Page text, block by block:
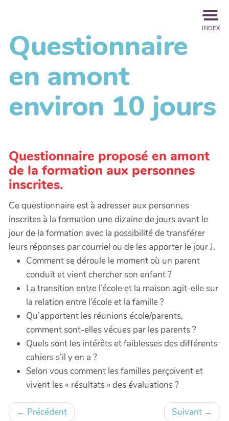
INDEX
Questionnaire
en amont
environ 10 jours
Questionnaire proposé en amont
de la formation aux personnes
inscrites.
Ce questionnaire est à adresser aux personnes
inscrites à la formation une dizaine de jours avant le
jour de la formation avec la possibilité de transférer
leurs réponses par courriel ou de les apporter le jour J.
Comment se déroule le moment où un parent
conduit et vient chercher son enfant ?
La transition entre l’école et la maison agit-elle sur
la relation entre l’école et la famille ?
Qu’apportent les réunions école/parents,
comment sont-elles vécues par les parents ?
Quels sont les intérêts et faiblesses des différents
cahiers s’il y en a ?
Selon vous comment les familles perçoivent et
vivent les « résultats » des évaluations ?
← Précédent Suivant →